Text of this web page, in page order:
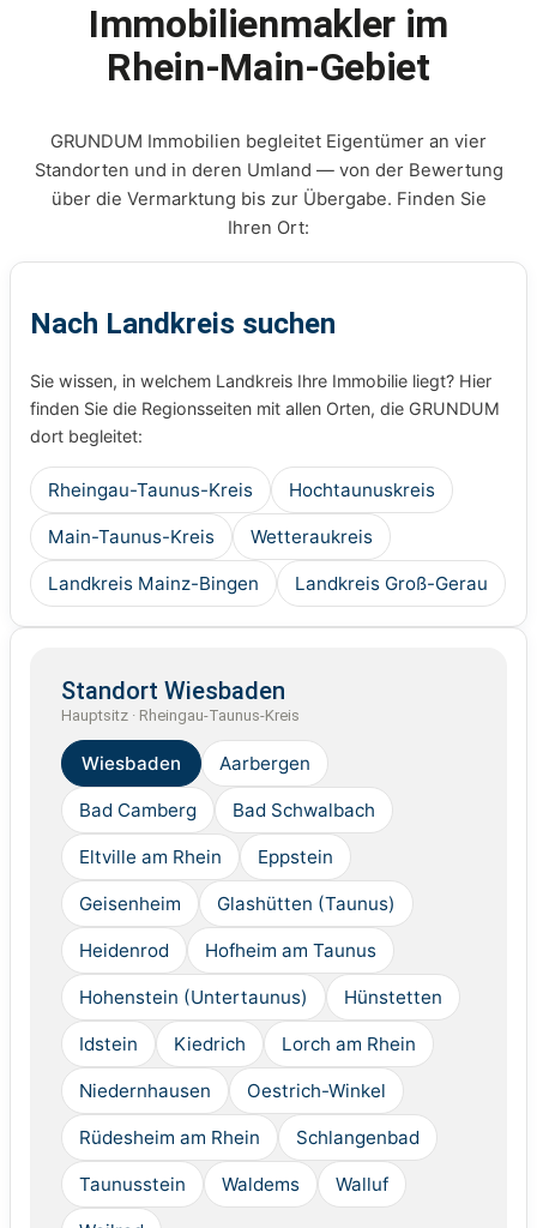
Immobilienmakler im
Rhein-Main-Gebiet
GRUNDUM Immobilien begleitet Eigentümer an vier
Standorten und in deren Umland — von der Bewertung
über die Vermarktung bis zur Übergabe. Finden Sie
Ihren Ort:
Nach Landkreis suchen
Sie wissen, in welchem Landkreis Ihre Immobilie liegt? Hier
finden Sie die Regionsseiten mit allen Orten, die GRUNDUM
dort begleitet:
Rheingau-Taunus-Kreis Hochtaunuskreis
Main-Taunus-Kreis Wetteraukreis
Landkreis Mainz-Bingen Landkreis Groß-Gerau
Standort Wiesbaden
Hauptsitz · Rheingau-Taunus-Kreis
Wiesbaden Aarbergen
Bad Camberg Bad Schwalbach
Eltville am Rhein Eppstein
Geisenheim Glashütten (Taunus)
Heidenrod Hofheim am Taunus
Hohenstein (Untertaunus) Hünstetten
Idstein Kiedrich Lorch am Rhein
Niedernhausen Oestrich-Winkel
Rüdesheim am Rhein Schlangenbad
Taunusstein Waldems Walluf